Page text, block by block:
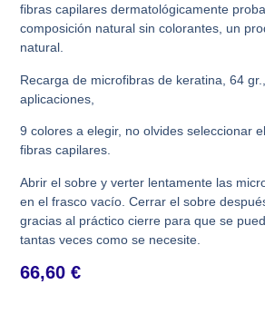
fibras capilares dermatológicamente
composición natural sin colorantes, un
natural.
Recarga de microfibras de keratina, 64
aplicaciones,
9 colores a elegir, no olvides seleccionar
fibras capilares.
Abrir el sobre y verter lentamente las
en el frasco vacío. Cerrar el sobre
gracias al práctico cierre para que se
tantas veces como se necesite.
66,60€